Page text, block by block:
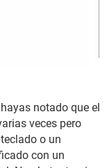
notado que el
veces pero
o un
con un